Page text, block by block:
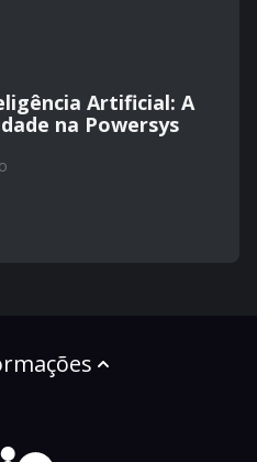
Artificial: A
na Powersys